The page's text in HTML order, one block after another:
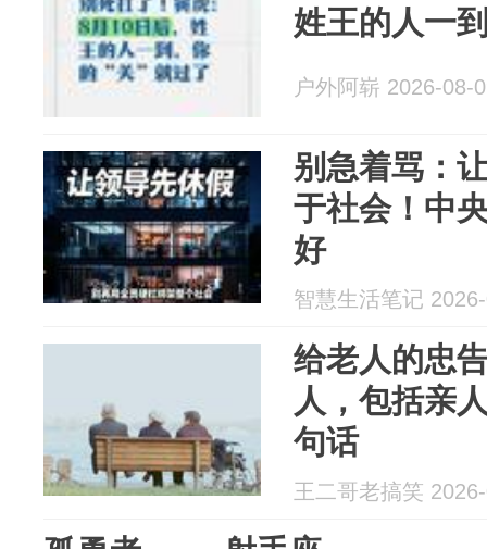
姓王的人一
户外阿崭 2026-08-
别急着骂：
于社会！中
好
智慧生活笔记
给老人的忠
人，包括亲
句话
王二哥老搞笑